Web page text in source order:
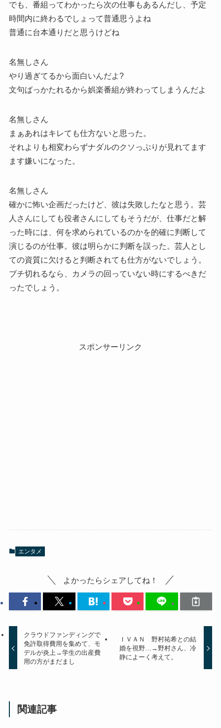
でも、番組ってわかったら次の仕事もあるんだし、予定
時間内に終わるでしょって普通思うよね
普通に台本通りだと思うけどね
名無しさん
やり過ぎてるから面白いんだよ?
文句ばっかたれるから娯楽番組が終わってしまうんだよ
名無しさん
まぁあれはキレても仕方ないと思った。
それよりも相変わらずナダルのクソっぷりが見れてます
ます嫌いになった。
名無しさん
確かに怖い企画だったけど、彼は失敗したなと思う。芸
人さんにしても役者さんにしてもそうだが、仕事だと解
った時には、何を求められているのかを的確に判断して
演じるのが仕事。彼は明らかに判断を誤った。芸人とし
ての資質に欠けると判断されても仕方がないでしょう。
ブチ切れるなら、カメラの回っていない時にするべきだ
ったでしょう。
スポンサーリンク
エンタメ
よかったらシェアしてね！
クラウドファンディングで
免許取得費用を集めて、モ
デルが炎上→学生の出産費
用の方がまだまし
ＩＶＡＮ 野村祐希との結
婚を視野…→野村さん、冷
静によーく考えて。
関連記事